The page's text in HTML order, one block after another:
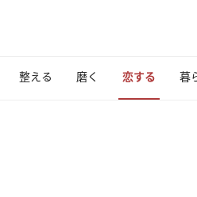
整える 磨く 恋する 暮